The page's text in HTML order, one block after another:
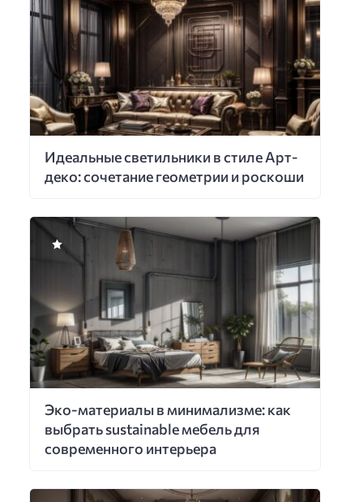
Идеальные светильники в стиле Арт-
деко: сочетание геометрии и роскоши
Эко-материалы в минимализме: как
выбрать sustainable мебель для
современного интерьера